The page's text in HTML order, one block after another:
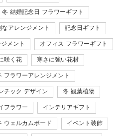
冬 結婚記念日 フラワーギフト
なアレンジメント 記念日ギフト
メント オフィス フラワーギフト
咲く花 寒さに強い花材
フラワーアレンジメント
チック デザイン 冬 観葉植物
フラワー インテリアギフト
ウェルカムボード イベント装飾